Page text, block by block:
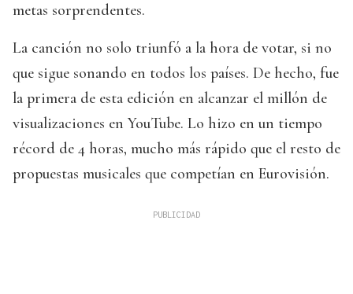
metas sorprendentes.
La canción no solo triunfó a la hora de votar, si no
que sigue sonando en todos los países. De hecho, fue
la primera de esta edición en alcanzar el millón de
visualizaciones en YouTube. Lo hizo en un tiempo
récord de 4 horas, mucho más rápido que el resto de
propuestas musicales que competían en Eurovisión.